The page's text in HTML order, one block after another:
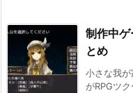
制作中
とめ
小さな我
がRPGツ